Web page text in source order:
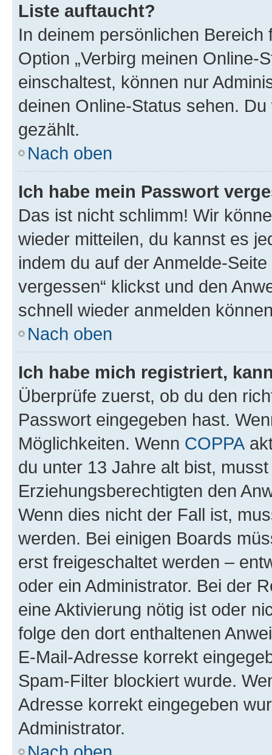
Liste auftaucht?
In deinem persönlichen
Option „Verbirg meinen Online-
einschaltest, können nur
deinen Online-Status sehen.
gezählt.
Nach oben
Ich habe mein Passwort
Das ist nicht schlimm! Wir
wieder mitteilen, du kannst es
indem du auf der Anmelde-
vergessen“ klickst und den
schnell wieder anmelden
Nach oben
Ich habe mich registriert,
Überprüfe zuerst, ob du den
Passwort eingegeben hast.
Möglichkeiten. Wenn COPPA
du unter 13 Jahre alt bist,
Erziehungsberechtigten den
Wenn dies nicht der Fall ist,
werden. Bei einigen Boards
erst freigeschaltet werden –
oder ein Administrator. Bei der
eine Aktivierung nötig ist oder
folge den dort enthaltenen
E-Mail-Adresse korrekt
Spam-Filter blockiert wurde.
Adresse korrekt eingegeben
Administrator.